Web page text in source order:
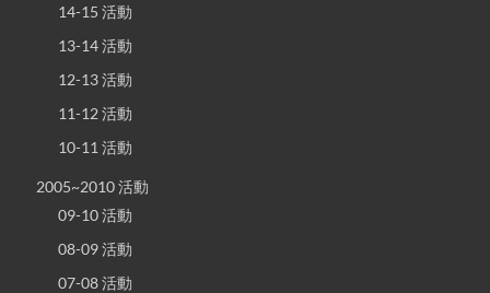
14-15 活動
13-14 活動
12-13 活動
11-12 活動
10-11 活動
2005~2010 活動
09-10 活動
08-09 活動
07-08 活動